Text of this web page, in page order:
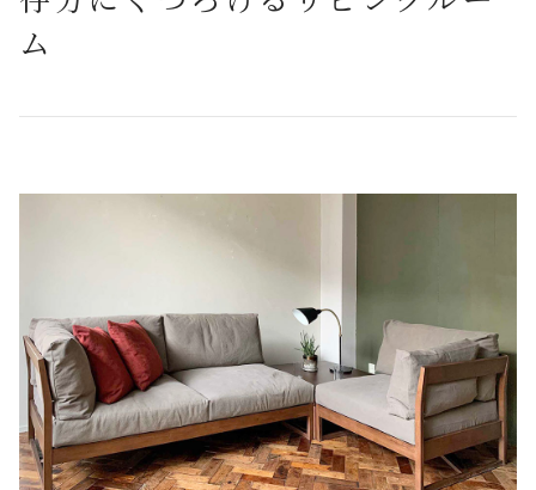
カテゴリーから選ぶ
店舗案内
ご利用ガイド
プライバシーポリシー
ム